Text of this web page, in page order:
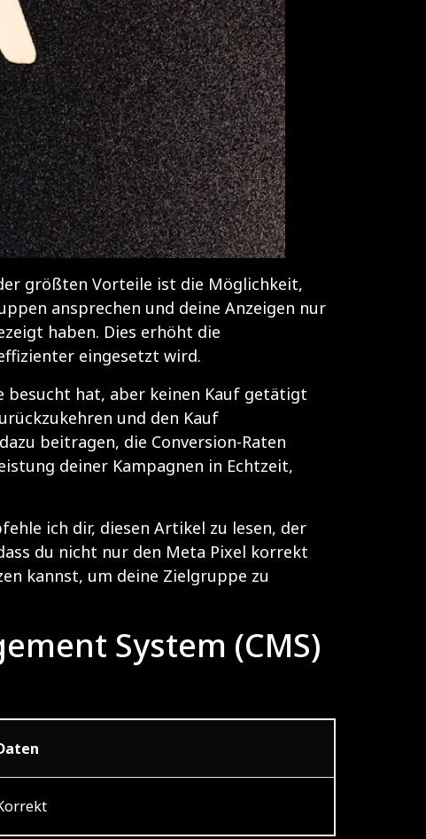
größten Vorteile ist die Möglichkeit,
ansprechen und deine Anzeigen nur
haben. Dies erhöht die
eingesetzt wird.
besucht hat, aber keinen Kauf getätigt
und den Kauf
beitragen, die Conversion-Raten
deiner Kampagnen in Echtzeit,
ich dir, diesen Artikel zu lesen, der
du nicht nur den Meta Pixel korrekt
kannst, um deine Zielgruppe zu
System (CMS)